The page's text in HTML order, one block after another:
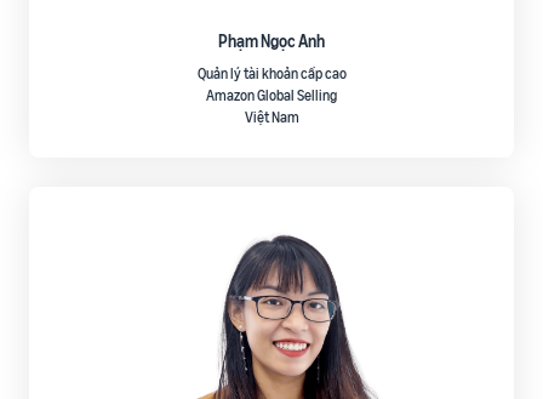
Phạm Ngọc Anh
Quản lý tài khoản cấp cao
Amazon Global Selling
Việt Nam